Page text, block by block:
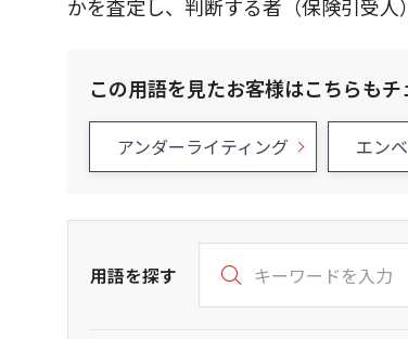
かを査定し、判断する者（保険引受人
この用語を見たお客様はこちらも
アンダーライティング エン
用語を探す